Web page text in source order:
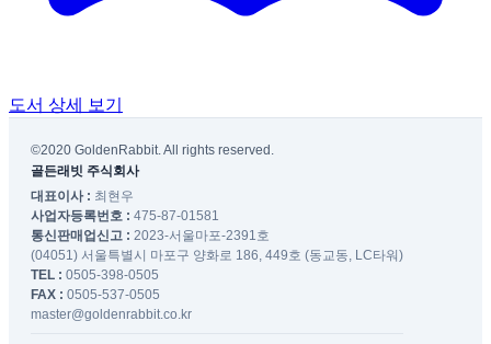
도서 상세 보기
©2020 GoldenRabbit. All rights reserved.
골든래빗 주식회사
대표이사 : 최현우
사업자등록번호 : 475-87-01581
통신판매업신고 : 2023-서울마포-2391호
(04051) 서울특별시 마포구 양화로 186, 449호 (동교동, LC타워)
TEL : 0505-398-0505
FAX : 0505-537-0505
master@goldenrabbit.co.kr